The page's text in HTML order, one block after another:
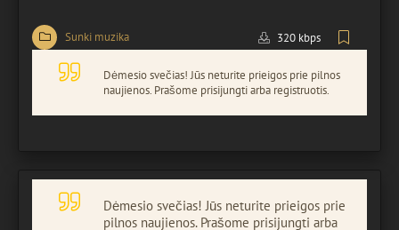
Sunki muzika 320 kbps
Dėmesio svečias! Jūs neturite prieigos prie pilnos
naujienos. Prašome prisijungti arba registruotis.
Dėmesio svečias! Jūs neturite prieigos prie
pilnos naujienos. Prašome prisijungti arba